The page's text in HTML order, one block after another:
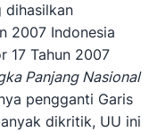
dihasilkan
2007 Indonesia
17 Tahun 2007
Panjang Nasional
pengganti Garis
dikritik, UU ini